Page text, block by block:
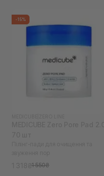
-15%
1 318₴1 550₴